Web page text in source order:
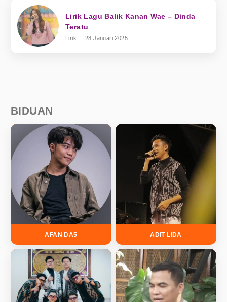
Lirik Lagu Balik Kanan Wae – Dinda
Teratu
Lirik 28 Januari 2025
BIDUAN
AFAN DA5 ADIT LIDA